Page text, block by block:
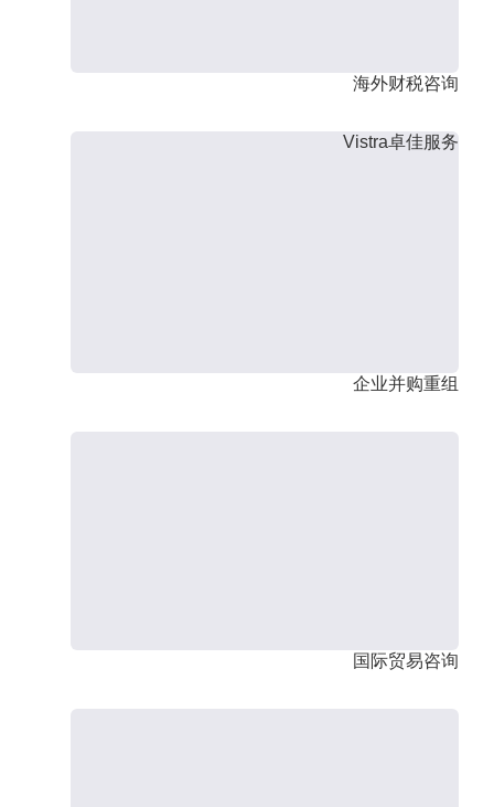
海外财税咨询
Vistra卓佳服务
企业并购重组
国际贸易咨询